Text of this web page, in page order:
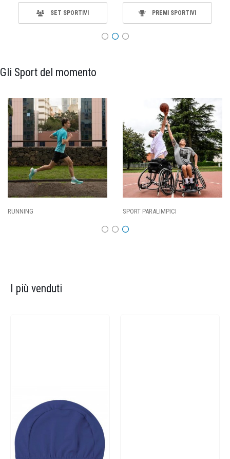
SET SPORTIVI PREMI SPORTIVI
Gli Sport del momento
SPORT PARALIMPICI CALCIO
I più venduti